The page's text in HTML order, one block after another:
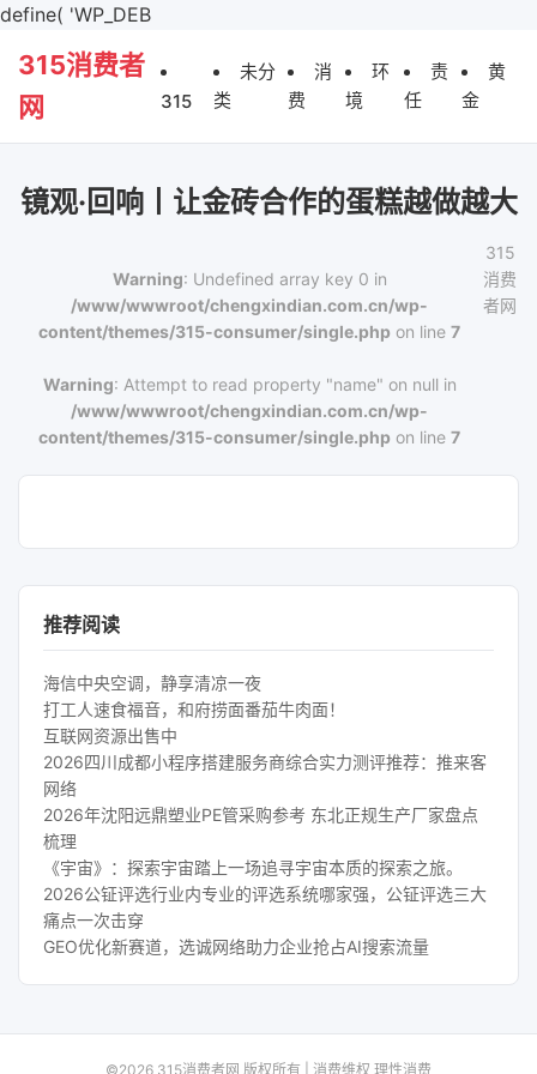
define( 'WP_DEB
315消费者
网
315
未分
类
消
费
环
境
责
任
黄
金
镜观·回响丨让金砖合作的蛋糕越做越大
Warning: Undefined array key 0 in
/www/wwwroot/chengxindian.com.cn/wp-
content/themes/315-consumer/single.php on line7
Warning: Attempt to read property "name" on null in
/www/wwwroot/chengxindian.com.cn/wp-
content/themes/315-consumer/single.php on line7
315
消费
者网
推荐阅读
海信中央空调，静享清凉一夜
打工人速食福音，和府捞面番茄牛肉面！
互联网资源出售中
2026四川成都小程序搭建服务商综合实力测评推荐：推来客
网络
2026年沈阳远鼎塑业PE管采购参考 东北正规生产厂家盘点
梳理
《宇宙》：探索宇宙踏上一场追寻宇宙本质的探索之旅。
2026公钲评选行业内专业的评选系统哪家强，公钲评选三大
痛点一次击穿
GEO优化新赛道，选诚网络助力企业抢占AI搜索流量
©2026 315消费者网 版权所有 | 消费维权 理性消费